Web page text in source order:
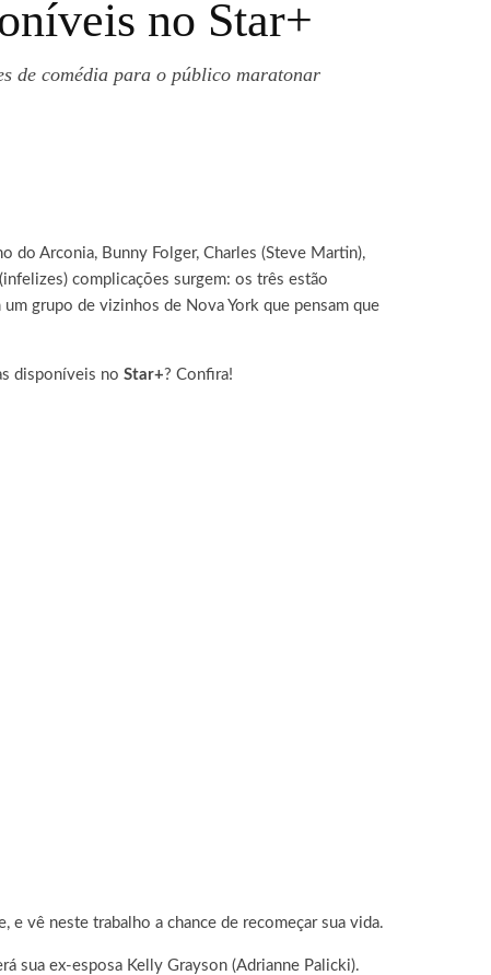
no Star+
de comédia para o público maratonar
do Arconia, Bunny Folger, Charles (Steve Martin),
complicações surgem: os três estão
grupo de vizinhos de Nova York que pensam que
disponíveis no Star+? Confira!
e vê neste trabalho a chance de recomeçar sua vida.
sua ex-esposa Kelly Grayson (Adrianne Palicki).